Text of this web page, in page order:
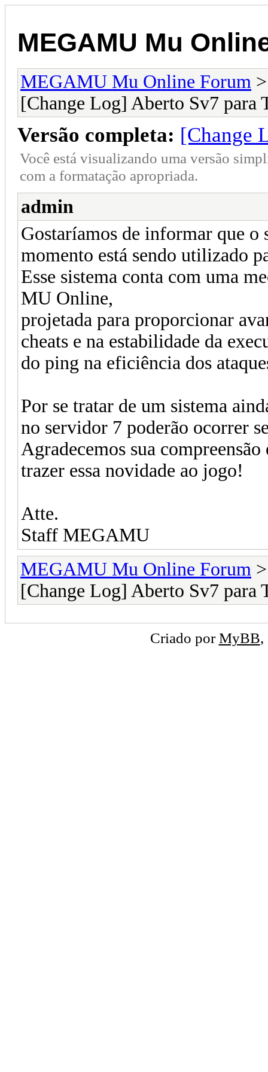
MEGAMU Mu
MEGAMU Mu Online Forum
[Change Log] Aberto Sv7 para
Versão completa: [Change
Você está visualizando uma versão
com a formatação apropriada.
admin
Gostaríamos de informar que
momento está sendo utilizado
Esse sistema conta com uma
MU Online,
projetada para proporcionar
cheats e na estabilidade da
do ping na eficiência dos
Por se tratar de um sistema
no servidor 7 poderão ocorrer
Agradecemos sua
trazer essa novidade ao jogo!
Atte.
Staff MEGAMU
MEGAMU Mu Online Forum
[Change Log] Aberto Sv7 para
Criado porMyBB,